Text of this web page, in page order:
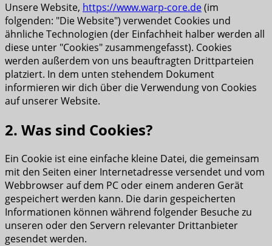
Unsere Website, https://www.warp-core.de(im
folgenden: "Die Website") verwendet Cookies und
ähnliche Technologien (der Einfachheit halber werden all
diese unter "Cookies" zusammengefasst). Cookies
werden außerdem von uns beauftragten Drittparteien
platziert. In dem unten stehendem Dokument
informieren wir dich über die Verwendung von Cookies
auf unserer Website.
2. Was sind Cookies?
Ein Cookie ist eine einfache kleine Datei, die gemeinsam
mit den Seiten einer Internetadresse versendet und vom
Webbrowser auf dem PC oder einem anderen Gerät
gespeichert werden kann. Die darin gespeicherten
Informationen können während folgender Besuche zu
unseren oder den Servern relevanter Drittanbieter
gesendet werden.